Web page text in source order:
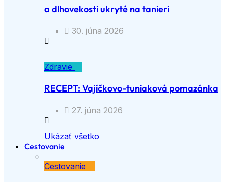
a dlhovekosti ukryté na tanieri
30. júna 2026
Zdravie
RECEPT: Vajíčkovo-tuniaková pomazánka
27. júna 2026
Ukázať všetko
Cestovanie
Cestovanie